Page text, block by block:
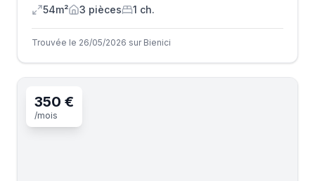
54m²
3 pièces 1 ch.
Trouvée le 26/05/2026 sur Bienici
350 €
/mois